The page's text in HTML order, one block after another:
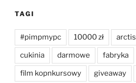
TAGI
#pimpmypc 10000 zł arctis
cukinia darmowe fabryka
film kopnkursowy giveaway